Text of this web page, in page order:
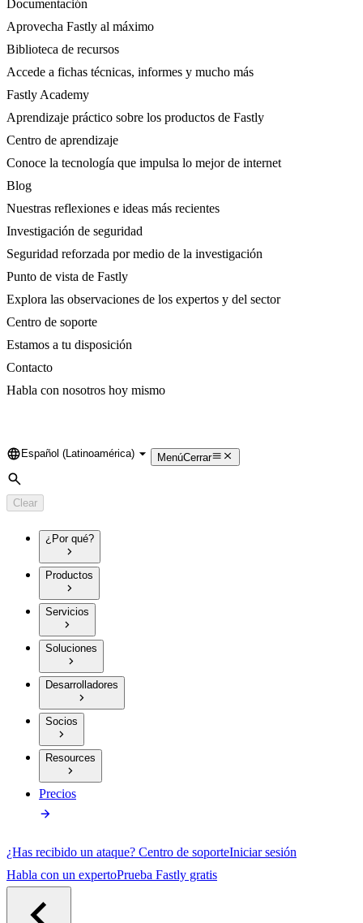
Documentación
Aprovecha Fastly al máximo
Biblioteca de recursos
Accede a fichas técnicas, informes y mucho más
Fastly Academy
Aprendizaje práctico sobre los productos de Fastly
Centro de aprendizaje
Conoce la tecnología que impulsa lo mejor de internet
Blog
Nuestras reflexiones e ideas más recientes
Investigación de seguridad
Seguridad reforzada por medio de la investigación
Punto de vista de Fastly
Explora las observaciones de los expertos y del sector
Centro de soporte
Estamos a tu disposición
Contacto
Habla con nosotros hoy mismo
Language
Español (Latinoamérica) MenúCerrar
Search
Clear
¿Por qué?
Productos
Servicios
Soluciones
Desarrolladores
Socios
Resources
Precios
¿Has recibido un ataque? Centro de soporteIniciar sesión
Habla con un expertoPrueba Fastly gratis